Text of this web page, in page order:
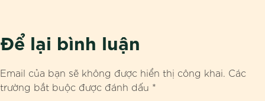
Để lại bình luận
Email của bạn sẽ không được hiển thị công khai. Các
trường bắt buộc được đánh dấu *